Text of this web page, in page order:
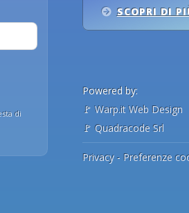
di
SCOPRI DI
Powered by:
🚩Warp.it Web Design
🚩 Quadracode Srl
Privacy - Preferenze